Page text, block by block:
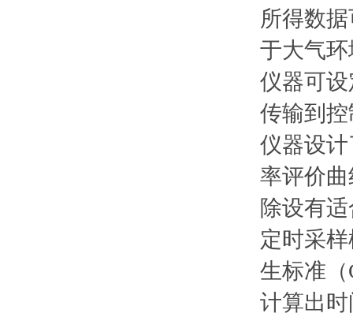
所得数
于大气
仪器可
传输到
仪器设
率评价
除设有
定时采
生标准（
计算出